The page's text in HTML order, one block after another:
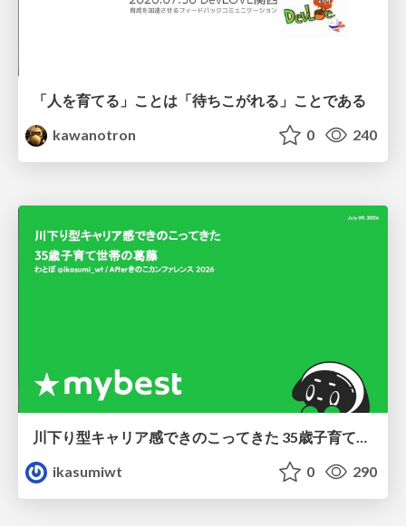
「人を育てる」ことは「待ちこがれる」ことである
kawanotron
0 240
川下り型キャリア感できのこってきた 35歳子育て世帯の葛藤
ikasumiwt
0 290